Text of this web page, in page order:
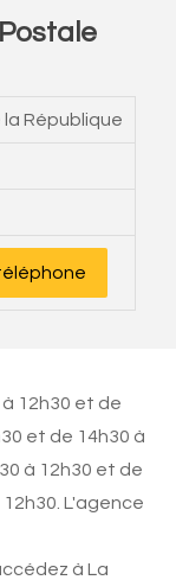
la République
12h30 et de
et de 14h30 à
à 12h30 et de
L'agence
à La